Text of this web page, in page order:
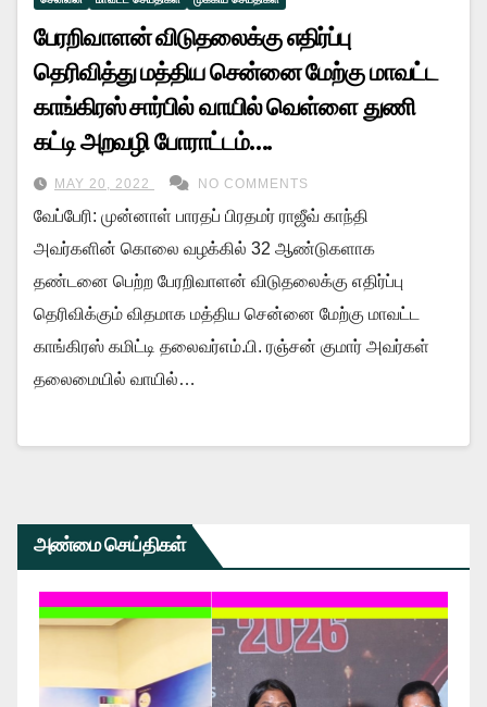
பேரறிவாளன் விடுதலைக்கு எதிர்ப்பு
தெரிவித்து மத்திய சென்னை மேற்கு மாவட்ட
காங்கிரஸ் சார்பில் வாயில் வெள்ளை துணி
கட்டி அறவழி போராட்டம்….
MAY 20, 2022 NO COMMENTS
வேப்பேரி: முன்னாள் பாரதப் பிரதமர் ராஜீவ் காந்தி
அவர்களின் கொலை வழக்கில் 32 ஆண்டுகளாக
தண்டனை பெற்ற பேரறிவாளன் விடுதலைக்கு எதிர்ப்பு
தெரிவிக்கும் விதமாக மத்திய சென்னை மேற்கு மாவட்ட
காங்கிரஸ் கமிட்டி தலைவர்எம்.பி. ரஞ்சன் குமார் அவர்கள்
தலைமையில் வாயில்…
அண்மை செய்திகள்